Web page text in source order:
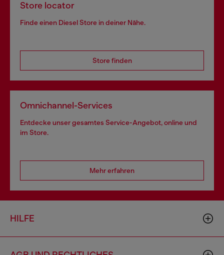
Store locator
Finde einen Diesel Store in deiner Nähe.
Store finden
Omnichannel-Services
Entdecke unser gesamtes Service-Angebot, online und
im Store.
Mehr erfahren
HILFE